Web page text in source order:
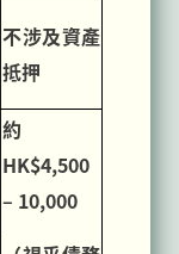
不涉及資產
抵押
約
HK$4,500
– 10,000